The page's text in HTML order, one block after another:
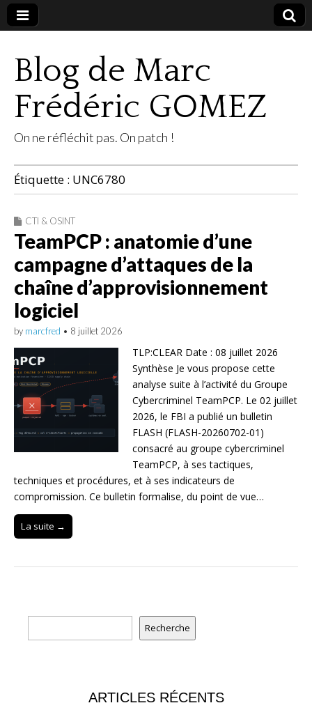
Blog de Marc
Frédéric GOMEZ
On ne réfléchit pas. On patch !
Étiquette : UNC6780
CTI & OSINT
TeamPCP : anatomie d’une
campagne d’attaques de la
chaîne d’approvisionnement
logiciel
by marcfred • 8 juillet 2026
TLP:CLEAR Date : 08 juillet 2026
Synthèse Je vous propose cette
analyse suite à l’activité du Groupe
Cybercriminel TeamPCP. Le 02 juillet
2026, le FBI a publié un bulletin
FLASH (FLASH-20260702-01)
consacré au groupe cybercriminel
TeamPCP, à ses tactiques,
techniques et procédures, et à ses indicateurs de
compromission. Ce bulletin formalise, du point de vue…
La suite →
Recherche
ARTICLES RÉCENTS